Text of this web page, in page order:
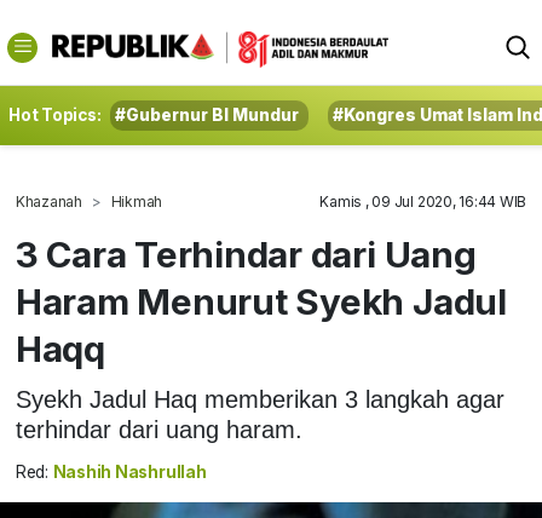
Hot Topics: #Gubernur BI Mundur #Kongres Umat Islam
Khazanah Hikmah Kamis , 09 Jul 2020, 16:44 WIB
3 Cara Terhindar dari Uang
Haram Menurut Syekh Jadul
Haqq
Syekh Jadul Haq memberikan 3 langkah agar
terhindar dari uang haram.
Red: Nashih Nashrullah